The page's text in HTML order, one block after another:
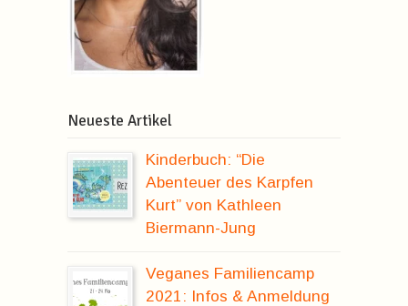
Neueste Artikel
Kinderbuch: “Die
Abenteuer des Karpfen
Kurt” von Kathleen
Biermann-Jung
Veganes Familiencamp
2021: Infos & Anmeldung